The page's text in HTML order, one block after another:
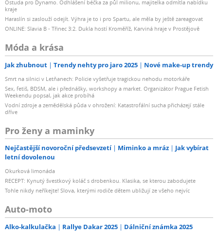
Ostuda pro Dynamo. Odhlášení béčka za půl milionu, majitelka odmítla nabídku
kraje
Haraslín si zaslouží odejít. Výhra je to i pro Spartu, ale měla by ještě zareagovat
ONLINE: Slavia B - Třinec 3:2. Dukla hostí Kroměříž, Karviná hraje v Prostějově
Móda a krása
Jak zhubnout Trendy nehty pro jaro 2025 Nové make-up trendy
Smrt na silnici v Letňanech: Policie vyšetřuje tragickou nehodu motorkáře
Sex, fetiš, BDSM, ale i přednášky, workshopy a market. Organizátor Prague Fetish
Weekendu popsal, jak akce probíhá
Vodní zdroje a zemědělská půda v ohrožení: Katastrofální sucha přicházejí stále
dříve
Pro ženy a maminky
Nejčastější novoroční předsevzetí Miminko a mráz
Jak vybírat
letní dovolenou
Okurková limonáda
RECEPT: Kynutý švestkový koláč s drobenkou. Klasika, se kterou zabodujete
Tohle nikdy neříkejte! Slova, kterými rodiče dětem ubližují ze všeho nejvíc
Auto-moto
Alko-kalkulačka Rallye Dakar 2025 Dálniční známka 2025